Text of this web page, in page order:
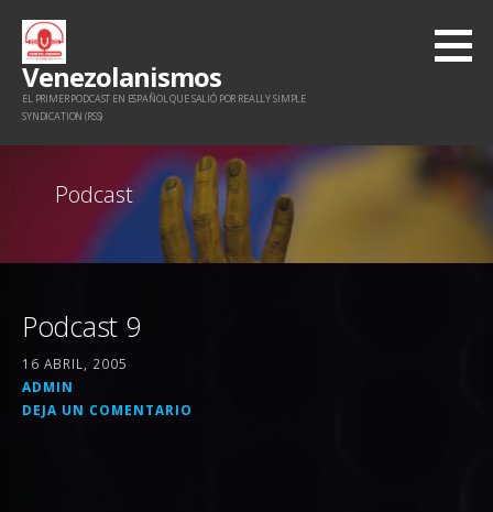
Saltar
contenido
Venezolanismos
EL PRIMER PODCAST EN ESPAÑOL QUE SALIÓ POR REALLY SIMPLE
SYNDICATION (RSS)
Podcast
Podcast 9
16 ABRIL, 2005
ADMIN
DEJA UN COMENTARIO